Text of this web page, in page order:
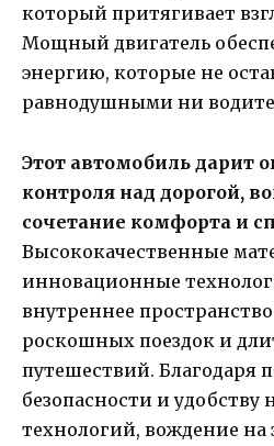
который притягивает
Мощный двигатель
энергию, которые не
равнодушными ни
Этот автомобиль дарит
контроля над дорогой,
сочетание комфорта и
Высококачественные
инновационные
внутреннее
роскошных поездок и
путешествий. Благодаря
безопасности и
технологий, вождение на